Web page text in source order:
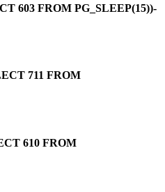
603 FROM PG_SLEEP(15))-
711 FROM
610 FROM